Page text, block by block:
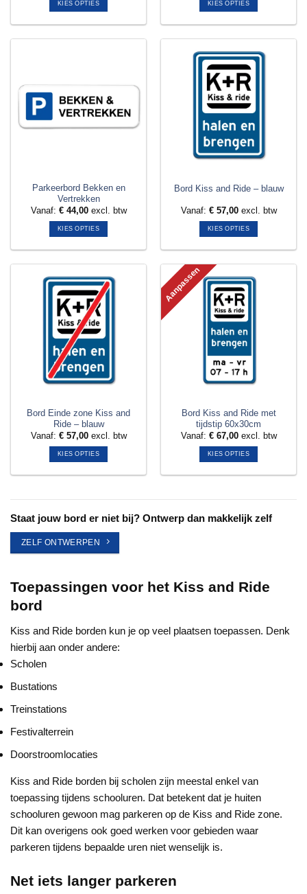
KIES OPTIES
optie
kan
gekozen
productpagina
KIES OPTIES
meerdere
variaties.
Deze
optie
kan
gekozen
worden
op
productpagina
Parkeerbord Bekken en
Vertrekken
Vanaf: €44,00excl. btw
KIES OPTIES
meerdere
variaties.
Deze
optie
kan
gekozen
worden
op
productpagina
Bord Kiss and Ride – blauw
Vanaf: €57,00excl. btw
KIES OPTIES
meerdere
variaties.
Deze
optie
kan
worden
op
productpagina
Bord Einde zone Kiss and
Ride – blauw
Vanaf: €57,00excl. btw
KIES OPTIES
variaties.
Deze
worden
productpagina
Aanpassen
Bord Kiss and Ride met
tijdstip 60x30cm
Vanaf: €67,00excl. btw
KIES OPTIES
variaties.
worden
productpagina
Staat jouw bord er niet bij? Ontwerp dan makkelijk zelf
ZELF ONTWERPEN
Toepassingen voor het Kiss and Ride
bord
Kiss and Ride borden kun je op veel plaatsen toepassen. Denk
hierbij aan onder andere:
Scholen
Bustations
Treinstations
Festivalterrein
Doorstroomlocaties
Kiss and Ride borden bij scholen zijn meestal enkel van
toepassing tijdens schooluren. Dat betekent dat je huiten
schooluren gewoon mag parkeren op de Kiss and Ride zone.
Dit kan overigens ook goed werken voor gebieden waar
parkeren tijdens bepaalde uren niet wenselijk is.
Net iets langer parkeren